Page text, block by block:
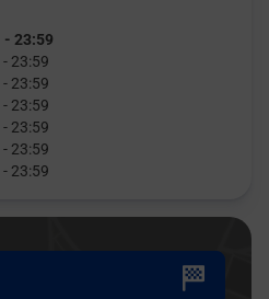
- 23:59
- 23:59
- 23:59
- 23:59
- 23:59
- 23:59
- 23:59